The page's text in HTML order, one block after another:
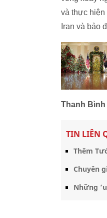
và thực hiện
Iran và bảo
Thanh
TIN LIÊN
Thêm
Chuyên
Những